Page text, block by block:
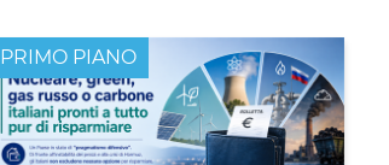
PRIMO PIANO